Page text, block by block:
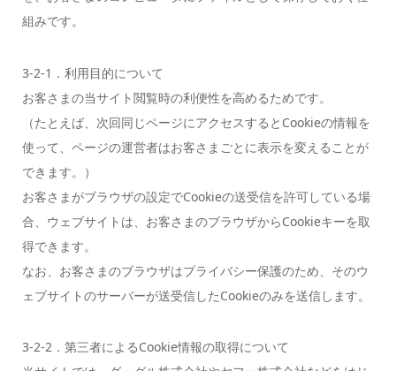
組みです。
3-2-1．利用目的について
お客さまの当サイト閲覧時の利便性を高めるためです。
（たとえば、次回同じページにアクセスするとCookieの情報を
使って、ページの運営者はお客さまごとに表示を変えることが
できます。）
お客さまがブラウザの設定でCookieの送受信を許可している場
合、ウェブサイトは、お客さまのブラウザからCookieキーを取
得できます。
なお、お客さまのブラウザはプライバシー保護のため、そのウ
ェブサイトのサーバーが送受信したCookieのみを送信します。
3-2-2．第三者によるCookie情報の取得について